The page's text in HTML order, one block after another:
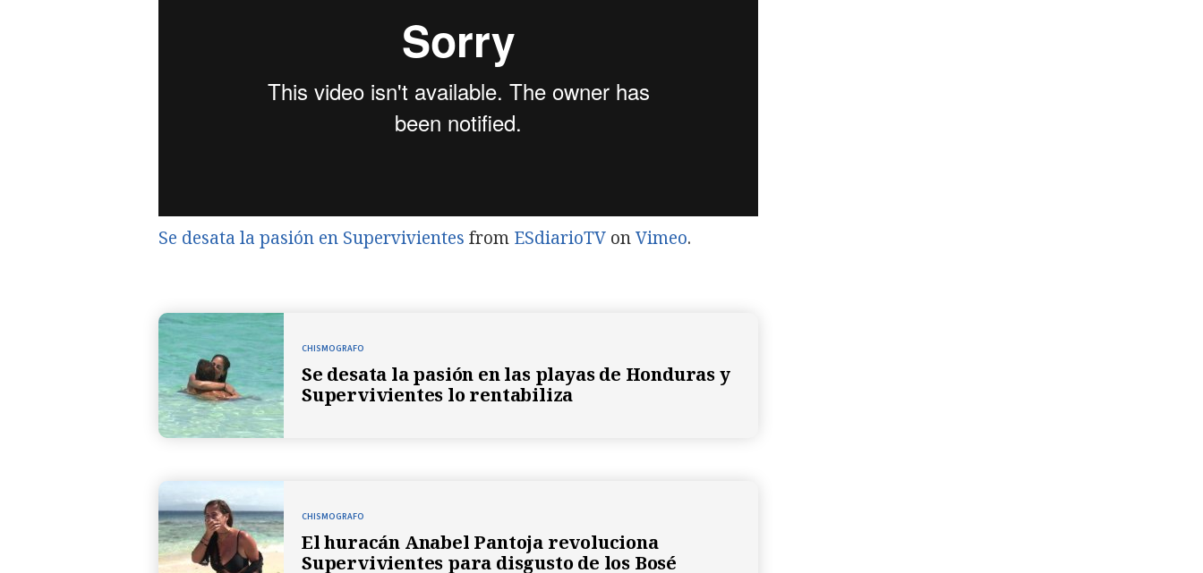
Se desata la pasión en Supervivientes from ESdiarioTV onVimeo.
CHISMOGRAFO
Se desata la pasión en las playas de Honduras y
Supervivientes lo rentabiliza
CHISMOGRAFO
El huracán Anabel Pantoja revoluciona
Supervivientes para disgusto de los Bosé